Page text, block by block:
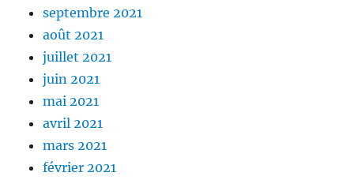
septembre 2021
août 2021
juillet 2021
juin 2021
mai 2021
avril 2021
mars 2021
février 2021